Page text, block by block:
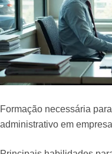
Formação necessária
administrativo em